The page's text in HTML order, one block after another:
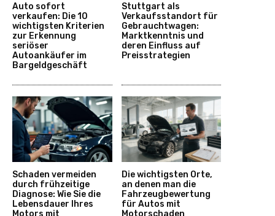
Auto sofort
verkaufen: Die 10
wichtigsten Kriterien
zur Erkennung
seriöser
Autoankäufer im
Bargeldgeschäft
Stuttgart als
Verkaufsstandort für
Gebrauchtwagen:
Marktkenntnis und
deren Einfluss auf
Preisstrategien
Schaden vermeiden
durch frühzeitige
Diagnose: Wie Sie die
Lebensdauer Ihres
Motors mit
Die wichtigsten Orte,
an denen man die
Fahrzeugbewertung
für Autos mit
Motorschaden